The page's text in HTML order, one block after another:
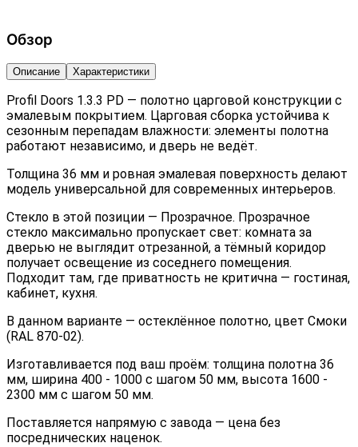
Обзор
Описание Характеристики
Profil Doors 1.3.3 PD — полотно царговой конструкции с
эмалевым покрытием. Царговая сборка устойчива к
сезонным перепадам влажности: элементы полотна
работают независимо, и дверь не ведёт.
Толщина 36 мм и ровная эмалевая поверхность делают
модель универсальной для современных интерьеров.
Стекло в этой позиции — Прозрачное. Прозрачное
стекло максимально пропускает свет: комната за
дверью не выглядит отрезанной, а тёмный коридор
получает освещение из соседнего помещения.
Подходит там, где приватность не критична — гостиная,
кабинет, кухня.
В данном варианте — остеклённое полотно, цвет Смоки
(RAL 870-02).
Изготавливается под ваш проём: толщина полотна 36
мм, ширина 400 - 1000 с шагом 50 мм, высота 1600 -
2300 мм с шагом 50 мм.
Поставляется напрямую с завода — цена без
посреднических наценок.